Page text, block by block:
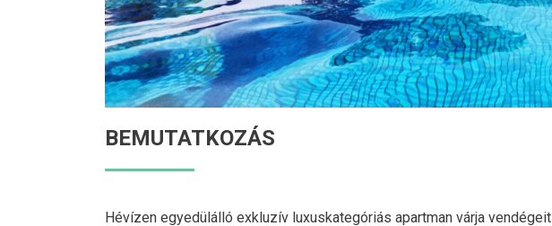
BEMUTATKOZÁS
Hévízen egyedülálló exkluzív luxuskategóriás apartman várja